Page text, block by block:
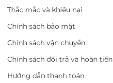
Thắc mắc và khiếu nại
Chính sách bảo mật
Chính sách vận chuyển
Chính sách đổi trả và hoàn tiền
Hướng dẫn thanh toán